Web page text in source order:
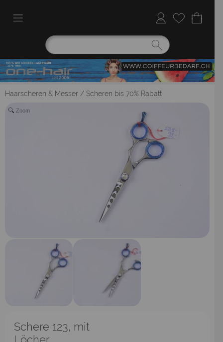
Haarscheren & Messer / Scheren bis 70% Rabatt
Zoom
Schere 123, mit